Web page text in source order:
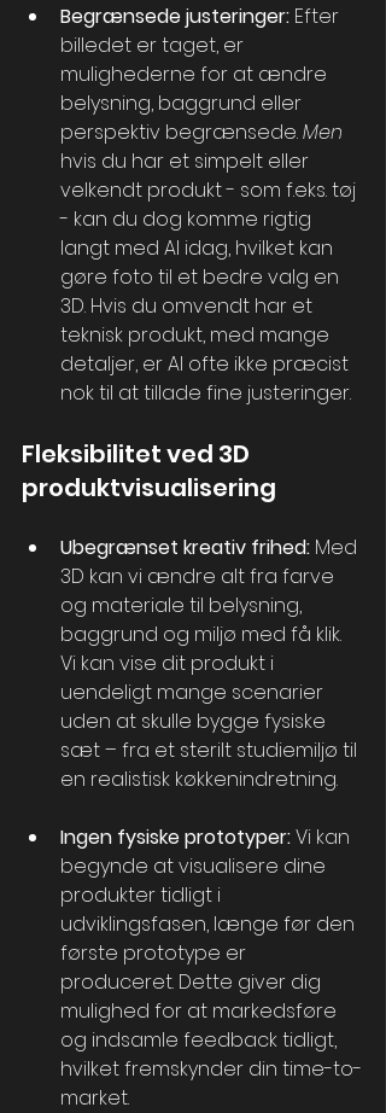
Begrænsede justeringer: Efter
billedet er taget, er
mulighederne for at ændre
belysning, baggrund eller
perspektiv begrænsede. Men
hvis du har et simpelt eller
velkendt produkt - som f.eks. tøj
- kan du dog komme rigtig
langt med AI idag, hvilket kan
gøre foto til et bedre valg en
3D. Hvis du omvendt har et
teknisk produkt, med mange
detaljer, er AI ofte ikke præcist
nok til at tillade fine justeringer.
Fleksibilitet ved 3D
produktvisualisering
Ubegrænset kreativ frihed: Med
3D kan vi ændre alt fra farve
og materiale til belysning,
baggrund og miljø med få klik.
Vi kan vise dit produkt i
uendeligt mange scenarier
uden at skulle bygge fysiske
sæt – fra et sterilt studiemiljø til
en realistisk køkkenindretning.
Ingen fysiske prototyper: Vi kan
begynde at visualisere dine
produkter tidligt i
udviklingsfasen, længe før den
første prototype er
produceret. Dette giver dig
mulighed for at markedsføre
og indsamle feedback tidligt,
hvilket fremskynder din time-to-
market.